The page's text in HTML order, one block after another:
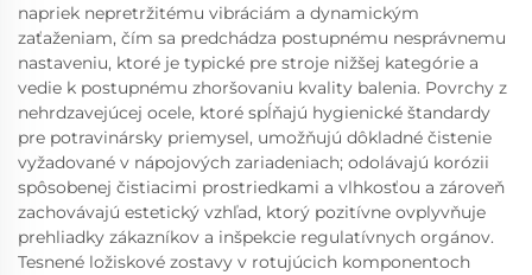
napriek nepretržitému vibráciám a dynamickým
zaťaženiam, čím sa predchádza postupnému nesprávnemu
nastaveniu, ktoré je typické pre stroje nižšej kategórie a
vedie k postupnému zhoršovaniu kvality balenia. Povrchy z
nehrdzavejúcej ocele, ktoré spĺňajú hygienické štandardy
pre potravinársky priemysel, umožňujú dôkladné čistenie
vyžadované v nápojových zariadeniach; odolávajú korózii
spôsobenej čistiacimi prostriedkami a vlhkosťou a zároveň
zachovávajú estetický vzhľad, ktorý pozitívne ovplyvňuje
prehliadky zákazníkov a inšpekcie regulatívnych orgánov.
Tesnené ložiskové zostavy v rotujúcich komponentoch